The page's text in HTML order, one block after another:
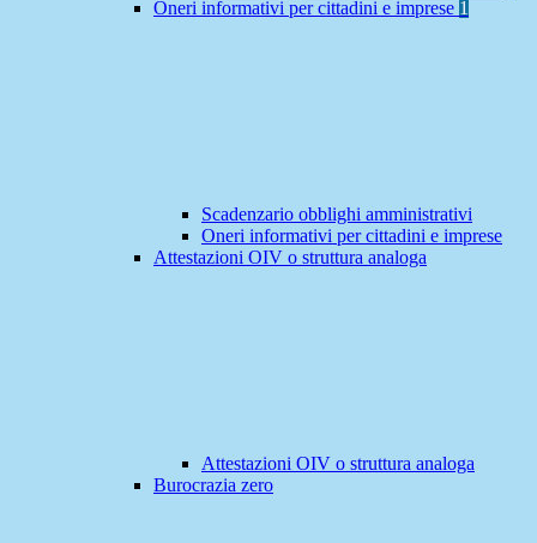
Oneri informativi per cittadini e imprese 1
Scadenzario obblighi amministrativi
Oneri informativi per cittadini e imprese
Attestazioni OIV o struttura analoga
Attestazioni OIV o struttura analoga
Burocrazia zero